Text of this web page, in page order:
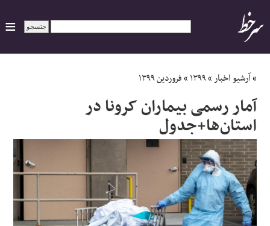
ایران
سیاسی
اقتصاد
ورزشی
جهان
»آرشیو اخبار»۱۳۹۹»فروردین ۱۳۹۹
آمار رسمی بیماران کرونا در
استان‌ها+جدول